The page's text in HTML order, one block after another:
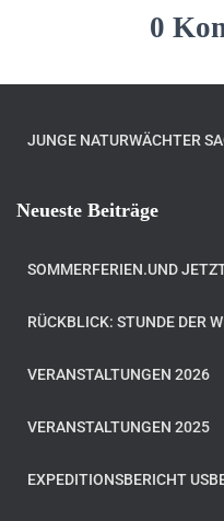
0
JUNGE NATURWÄCHTER
Neueste Beiträge
SOMMERFERIEN.UND
RÜCKBLICK: STUNDE DER
VERANSTALTUNGEN 2026
VERANSTALTUNGEN 2025
EXPEDITIONSBERICHT